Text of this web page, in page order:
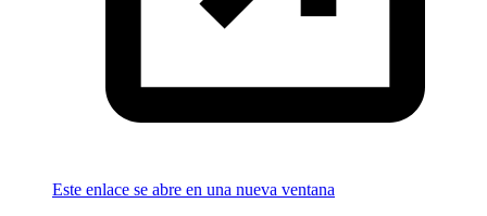
Este enlace se abre en una nueva ventana